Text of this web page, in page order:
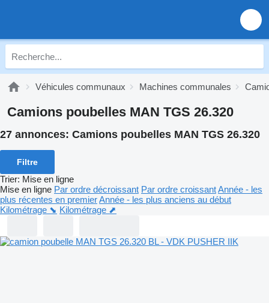
Véhicules communaux Machines communales
Camions poubelles MAN TGS 26.320
27 annonces: Camions poubelles MAN TGS 26.320
Filtre
Trier: Mise en ligne
Mise en ligne Par ordre décroissant Par ordre croissantAnnée - les
plus récentes en premierAnnée - les plus anciens au début
Kilométrage ⬊ Kilométrage ⬈